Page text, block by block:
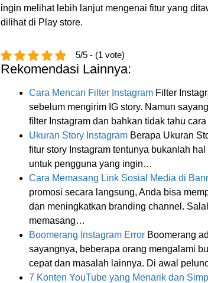
ingin melihat lebih lanjut mengenai fitur yang
dilihat di Play store.
5/5 - (1 vote)
Rekomendasi Lainnya:
Cara Mencari Filter InstagramFilter
sebelum mengirim IG story. Namun
filter Instagram dan bahkan tidak tahu
Ukuran Story InstagramBerapa Ukuran
fitur story Instagram tentunya bukanlah
untuk pengguna yang ingin…
Cara Memasang Link Sosial Media di
promosi secara langsung, Anda bisa
dan meningkatkan branding channel.
memasang…
Boomerang Instagram ErrorBoomerang
sayangnya, beberapa orang mengalami
cepat dan masalah lainnya. Di awal
7 Konten YouTube yang Menarik dan